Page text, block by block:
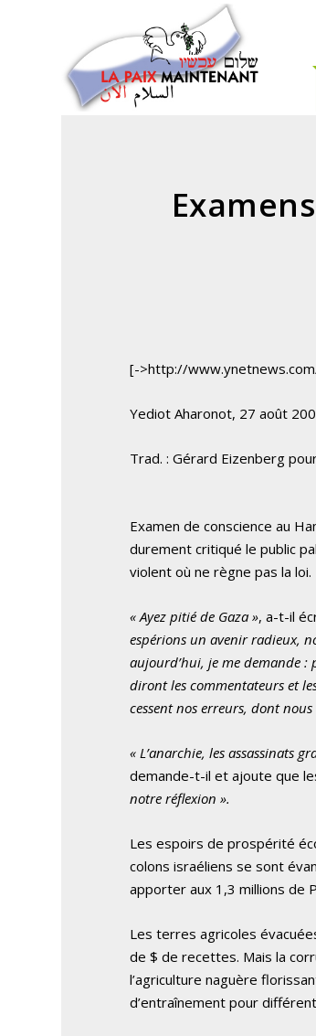
[->http://
Yediot Aharonot, 27 août
Trad. : Gérard Eizenberg
Examen de conscience au
durement critiqué le public
violent où ne règne pas la loi.
« Ayez pitié de Gaza », a-t-il
espérions un avenir radieux,
aujourd’hui, je me demande :
diront les commentateurs et
cessent nos erreurs, dont
« L’anarchie, les assassinats
demande-t-il et ajoute que
notre réflexion ».
Les espoirs de prospérité
colons israéliens se sont
apporter aux 1,3 millions de
Les terres agricoles
de $ de recettes. Mais la
l’agriculture naguère
d’entraînement pour